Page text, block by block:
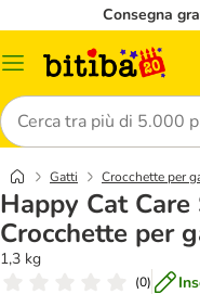
Consegna
Overview
Cerca
Gatti Crocchette per
Happy Cat
Crocchette per
1,3 kg
(0)